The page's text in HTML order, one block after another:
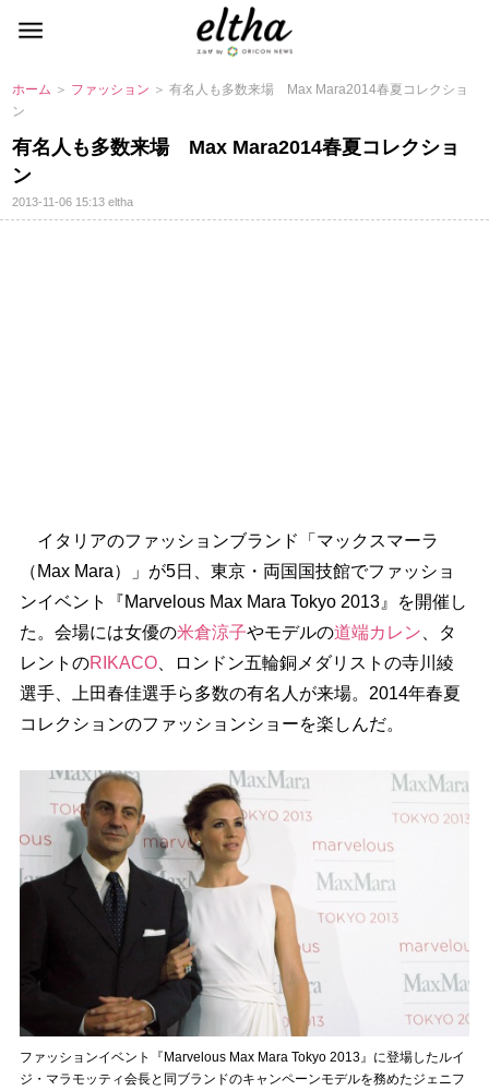
ホーム ＞ ファッション ＞ 有名人も多数来場 Max Mara2014春夏コレクショ
ン
有名人も多数来場 Max Mara2014春夏コレクショ
ン
2013-11-06 15:13eltha
イタリアのファッションブランド「マックスマーラ
（Max Mara）」が5日、東京・両国国技館でファッショ
ンイベント『Marvelous Max Mara Tokyo 2013』を開催し
た。会場には女優の米倉涼子モデルの道端カレン 、タ
レントのRIKACO、ロンドン五輪銅メダリストの寺川綾
選手、上田春佳選手ら多数の有名人が来場。2014年春夏
コレクションのファッションショーを楽しんだ。
ファッションイベント『Marvelous Max Mara Tokyo 2013』に登場したルイ
ジ・マラモッティ会長と同ブランドのキャンペーンモデルを務めたジェニフ